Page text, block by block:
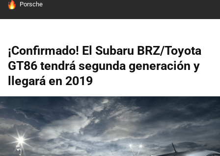
HOY SE HABLA DE
Porsche
¡Confirmado! El Subaru BRZ/Toyota
GT86 tendrá segunda generación y
llegará en 2019